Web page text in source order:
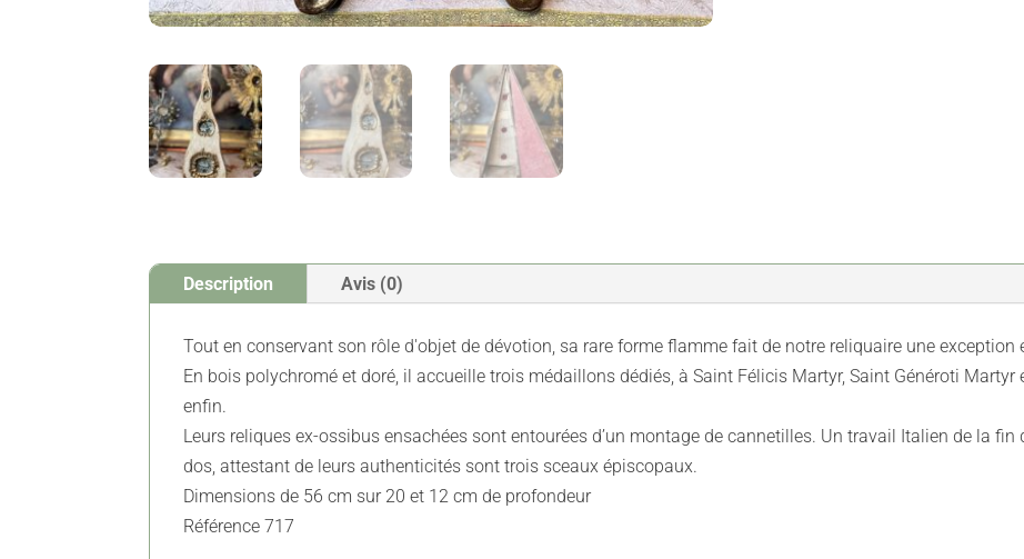
Description Avis (0)
Tout en conservant son rôle d'objet de dévotion, sa rare forme flamme fait de notre reliquaire une exception
En bois polychromé et doré, il accueille trois médaillons dédiés, à Saint Félicis Martyr, Saint Généroti
enfin.
Leurs reliques ex-ossibus ensachées sont entourées d’un montage de cannetilles. Un travail Italien de la fin
dos, attestant de leurs authenticités sont trois sceaux épiscopaux.
Dimensions de 56 cm sur 20 et 12 cm de profondeur
Référence 717